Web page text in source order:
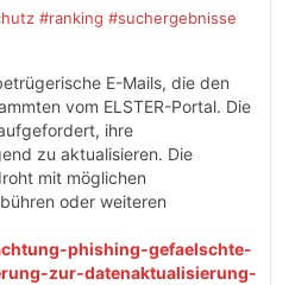
#ranking #suchergebnisse
E-Mails, die den
vom ELSTER-Portal. Die
ihre
zu aktualisieren. Die
mit möglichen
oder weiteren
phishing-gefaelschte-
zur-datenaktualisierung-